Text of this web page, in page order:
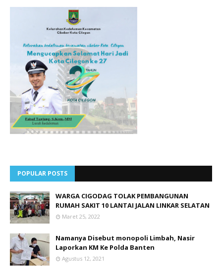
POPULAR POSTS
WARGA CIGODAG TOLAK PEMBANGUNAN
RUMAH SAKIT 10 LANTAI JALAN LINKAR SELATAN
Maret 25, 2022
Namanya Disebut monopoli Limbah, Nasir
Laporkan KM Ke Polda Banten
Agustus 12, 2021